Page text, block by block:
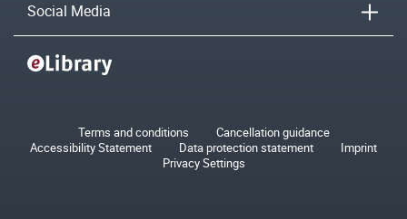
Social Media
Terms and conditions
Cancellation guidance
Accessibility Statement
Data protection statement
Imprint
Privacy Settings